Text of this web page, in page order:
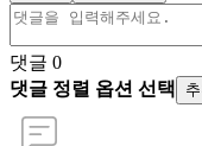
댓글 0
댓글 정렬 옵션 선택